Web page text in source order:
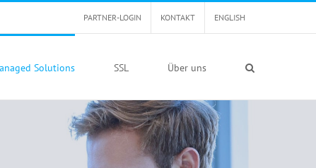
PARTNER-LOGIN KONTAKT ENGLISH
Solutions SSL Über uns